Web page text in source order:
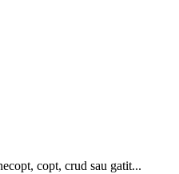
copt, crud sau gatit...